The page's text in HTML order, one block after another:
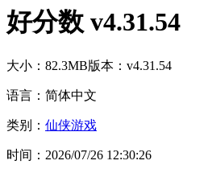
好分数 v4.31.54
大小：82.3MB版本：v4.31.54
语言：简体中文
类别： 仙侠游戏
时间：2026/07/26 12:30:26